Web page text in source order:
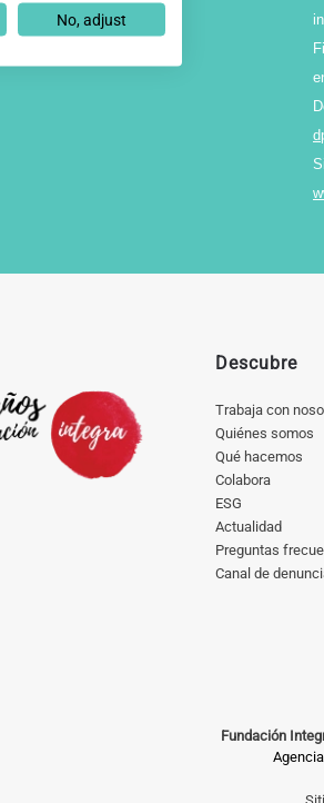
Descubre
Trabaja con
Quiénes somos
Qué hacemos
Colabora
ESG
Actualidad
Preguntas
Canal de
Fundación
No, adjust